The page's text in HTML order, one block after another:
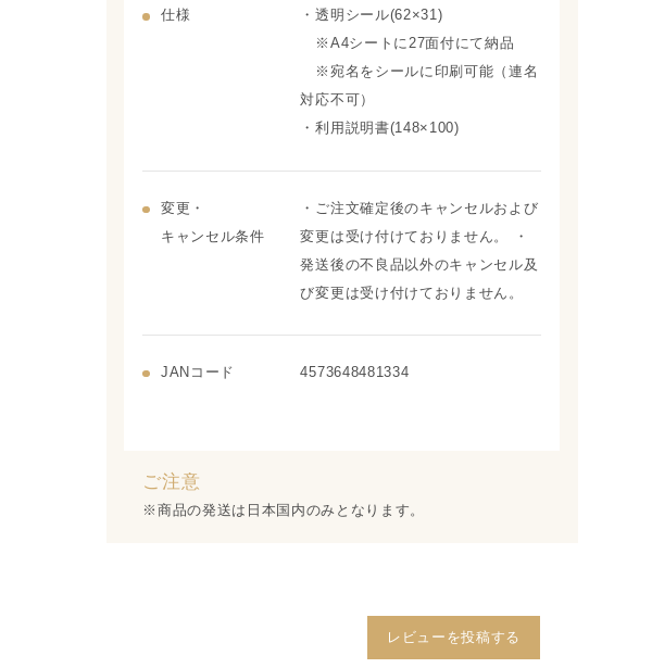
仕様
・透明シール(62×31)
※A4シートに27面付にて納品
※宛名をシールに印刷可能（連名
対応不可）
・利用説明書(148×100)
変更・
キャンセル条件
・ご注文確定後のキャンセルおよび
変更は受け付けておりません。 ・
発送後の不良品以外のキャンセル及
び変更は受け付けておりません。
JANコード 4573648481334
ご注意
※商品の発送は日本国内のみとなります。
レビューを投稿する